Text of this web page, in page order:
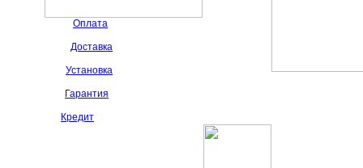
Оплата
Доставка
Установка
Гарантия
Кредит